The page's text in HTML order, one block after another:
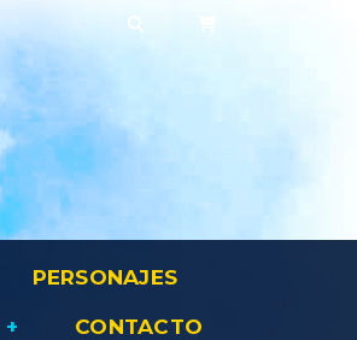
PERSONAJES
CONTACTO